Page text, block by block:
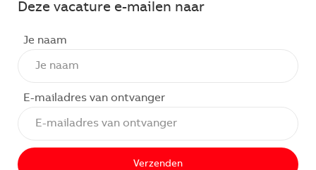
Deze vacature e-mailen naar
Je naam
E-mailadres van ontvanger
Verzenden